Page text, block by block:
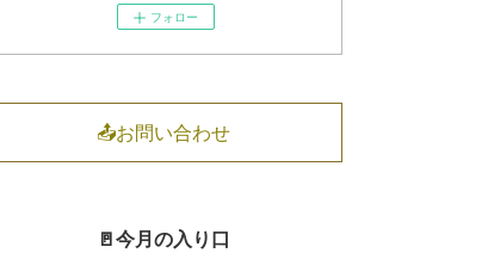
フォロー
📤お問い合わせ
🚪今月の入り口